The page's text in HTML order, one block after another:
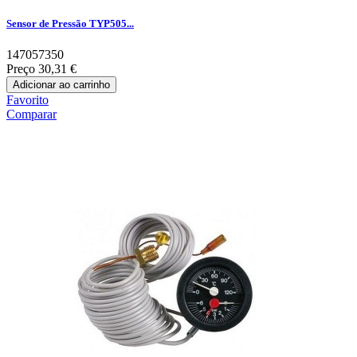
Sensor de Pressão TYP505...
147057350
Preço 30,31 €
Adicionar ao carrinho
Favorito
Comparar